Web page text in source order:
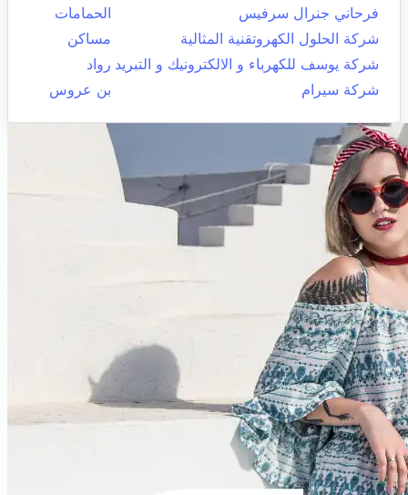
فرحاني جنرال سرفيس
الحمامات
شركة الحلول الكهروتقنية المثالية
مساكن
شركة يوسف للكهرباء و الالكترونيك و التبريد رواد
شركة سيرام
بن عروس